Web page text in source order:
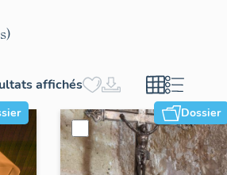
affichés
Dossier